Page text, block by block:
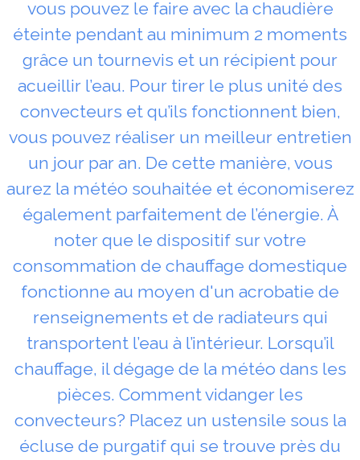
vous pouvez le faire avec la chaudière
éteinte pendant au minimum 2 moments
grâce un tournevis et un récipient pour
acueillir l’eau. Pour tirer le plus unité des
convecteurs et qu’ils fonctionnent bien,
vous pouvez réaliser un meilleur entretien
un jour par an. De cette manière, vous
aurez la météo souhaitée et économiserez
également parfaitement de l’énergie. À
noter que le dispositif sur votre
consommation de chauffage domestique
fonctionne au moyen d'un acrobatie de
renseignements et de radiateurs qui
transportent l’eau à l’intérieur. Lorsqu’il
chauffage, il dégage de la météo dans les
pièces. Comment vidanger les
convecteurs? Placez un ustensile sous la
écluse de purgatif qui se trouve près du